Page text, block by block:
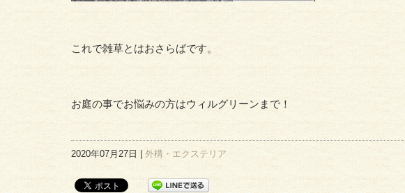
これで雑草とはおさらばです。
お庭の事でお悩みの方はウィルグリーンまで！
2020年07月27日 | 外構・エクステリア